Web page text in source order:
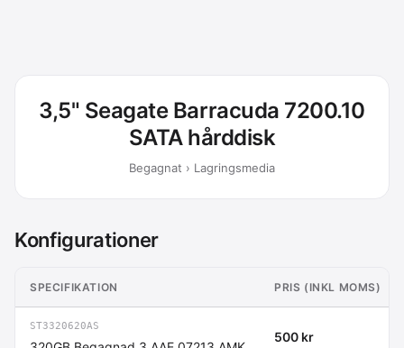
3,5" Seagate Barracuda 7200.10
SATA hårddisk
Begagnat › Lagringsmedia
Konfigurationer
SPECIFIKATION PRIS (INKL MOMS)
ST3320620AS
500 kr